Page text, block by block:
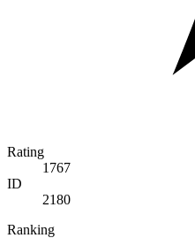
Rating
1767
ID
2180
Ranking